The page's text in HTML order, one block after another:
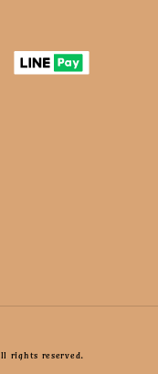
rights reserved.